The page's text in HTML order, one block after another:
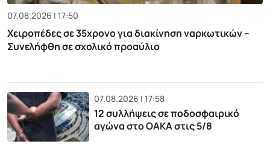
07.08.2026 | 17:50
Χειροπέδες σε 35χρονο για διακίνηση ναρκωτικών –
Συνελήφθη σε σχολικό προαύλιο
07.08.2026 | 17:58
12 συλλήψεις σε ποδοσφαιρικό
αγώνα στο ΟΑΚΑ στις 5/8